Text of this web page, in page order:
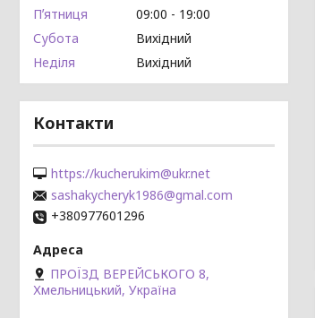
Пʼятниця
09:00
19:00
Субота
Вихідний
Неділя
Вихідний
Контакти
https://kucherukim@ukr.net
sashakycheryk1986@gmal.com
+380977601296
ПРОЇЗД ВЕРЕЙСЬКОГО 8,
Хмельницький, Україна